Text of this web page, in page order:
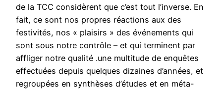
de la TCC considèrent que c’est tout l’inverse. En
fait, ce sont nos propres réactions aux des
festivités, nos « plaisirs » des événements qui
sont sous notre contrôle – et qui terminent par
affliger notre qualité .une multitude de enquêtes
effectuées depuis quelques dizaines d’années, et
regroupées en synthèses d’études et en méta-